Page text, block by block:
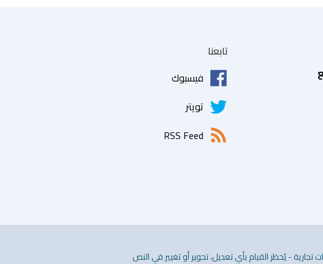
تابعنا
فيسبوك
تويتر
RSS Feed
- يُحظر القيام بأي تعديل، تحوير أو تغيير في النص